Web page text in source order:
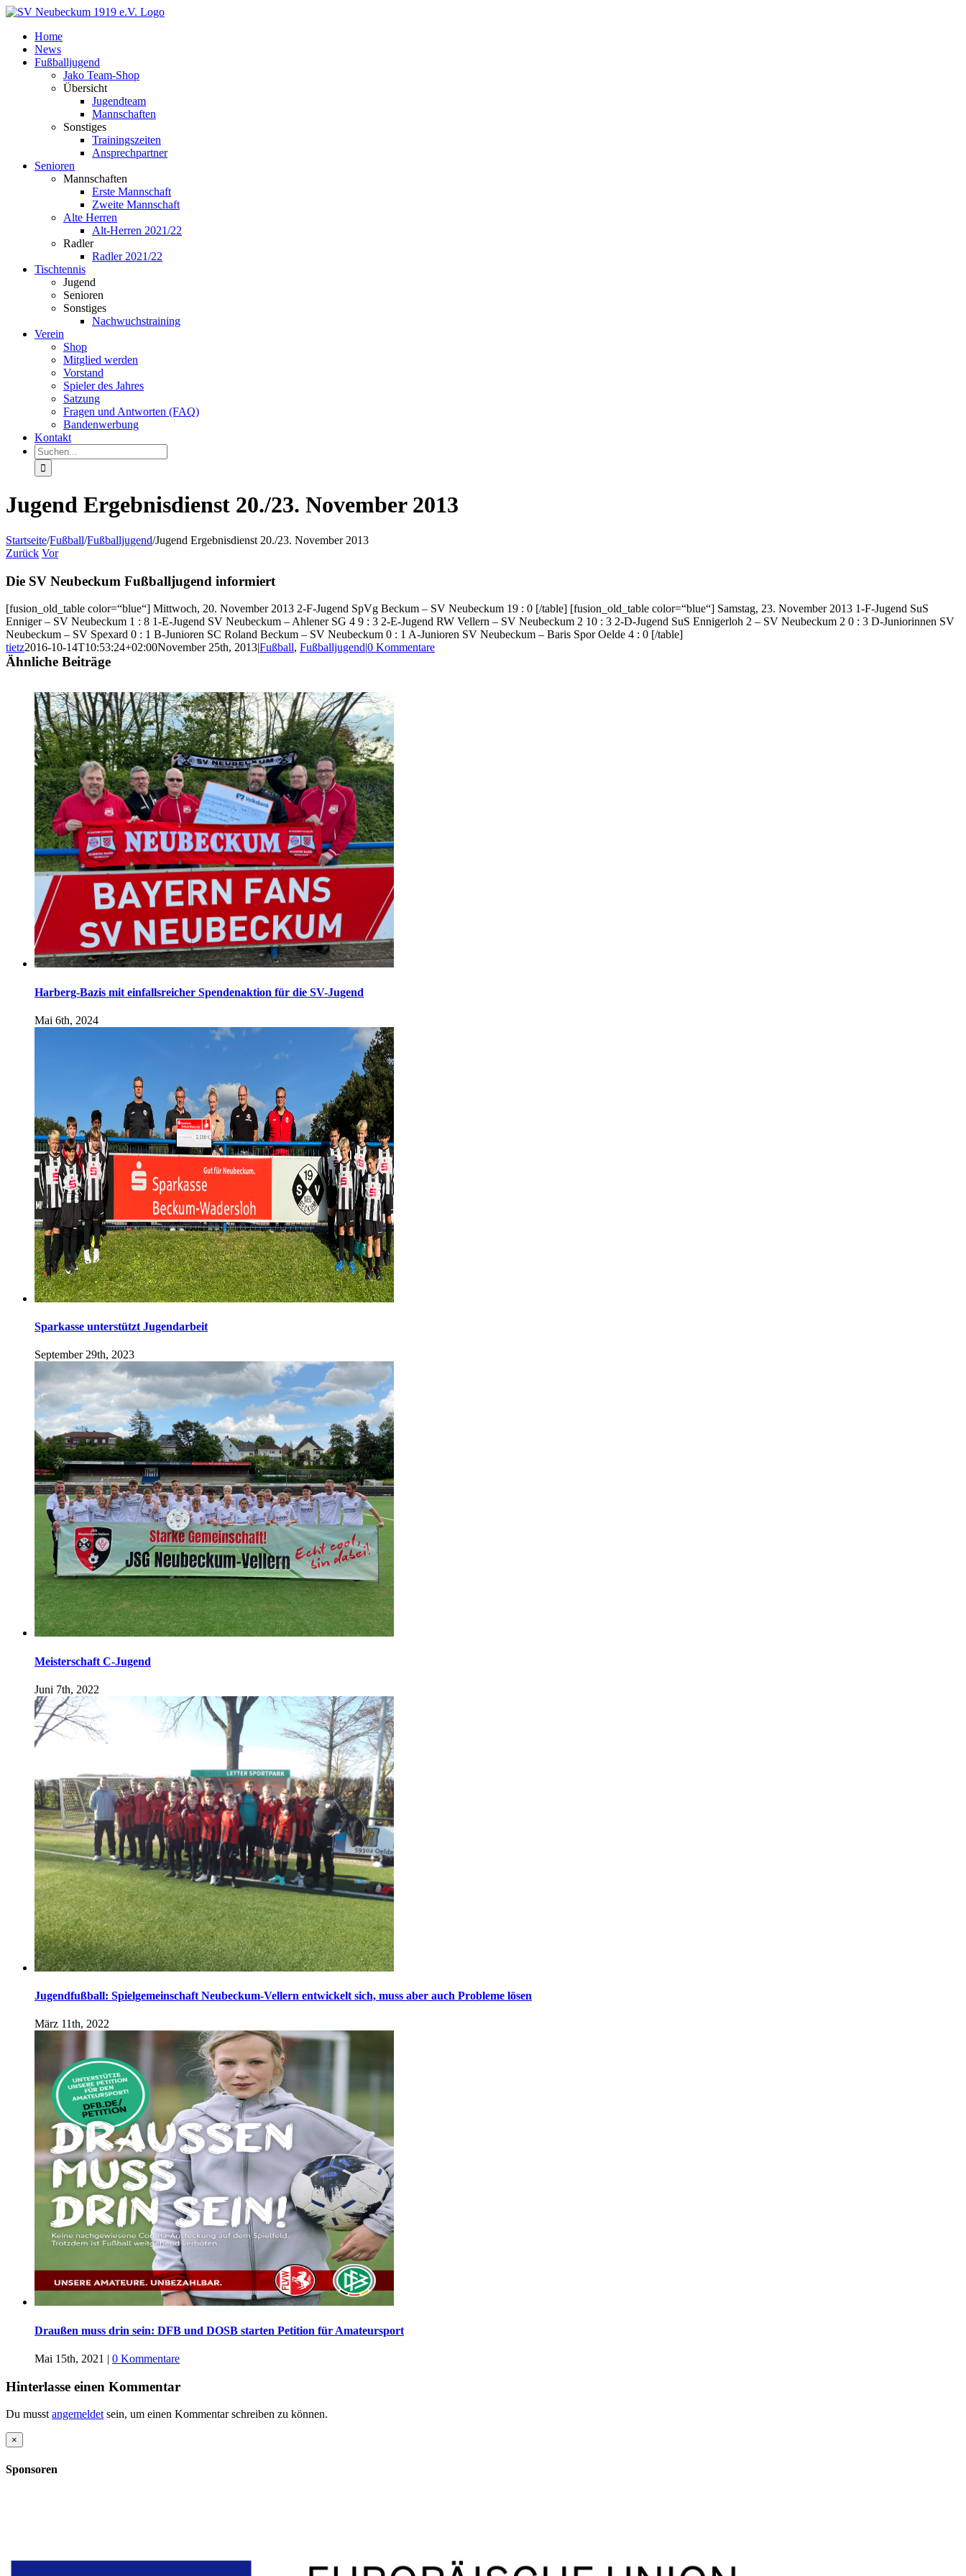
Zum
springenHome
News
Fußballjugend
Jako Team-Shop
Übersicht
Jugendteam
Mannschaften
Sonstiges
Trainingszeiten
Ansprechpartner
Senioren
Mannschaften
Erste Mannschaft
Zweite Mannschaft
Alte Herren
Alt-Herren 2021/22
Radler
Radler 2021/22
Tischtennis
Jugend
Senioren
Sonstiges
Nachwuchstraining
Verein
Shop
Mitglied werden
Vorstand
Spieler des Jahres
Satzung
Fragen und Antworten (FAQ)
Bandenwerbung
Kontakt
Suche
nach:
Jugend Ergebnisdienst 20./23. November 2013
Startseite/Fußball/Fußballjugend/Jugend Ergebnisdienst 20./23. November 2013
Zurück Vor
Die SV Neubeckum Fußballjugend informiert
[fusion_old_table color=“blue“] Mittwoch, 20. November 2013 2-F-Jugend SpVg Beckum – SV Neubeckum 19 : 0 [/table] [fusion_old_table color=“blue“] Samstag, 23. November 2013 1-F-Jugend SuS
Enniger – SV Neubeckum 1 : 8 1-E-Jugend SV Neubeckum – Ahlener SG 4 9 : 3 2-E-Jugend RW Vellern – SV Neubeckum 2 10 : 3 2-D-Jugend SuS Ennigerloh 2 – SV Neubeckum 2 0 : 3 D-Juniorinnen SV
Neubeckum – SV Spexard 0 : 1 B-Junioren SC Roland Beckum – SV Neubeckum 0 : 1 A-Junioren SV Neubeckum – Baris Spor Oelde 4 : 0 [/table]
tietz2016-10-14T10:53:24+02:00November 25th, 2013|Fußball, Fußballjugend|0 Kommentare
Ähnliche Beiträge
Harberg-Bazis mit einfallsreicher Spendenaktion für die SV-Jugend
Mai 6th, 2024
Sparkasse unterstützt Jugendarbeit
September 29th, 2023
Meisterschaft C-Jugend
Juni 7th, 2022
Jugendfußball: Spielgemeinschaft Neubeckum-Vellern entwickelt sich, muss aber auch Probleme lösen
März 11th, 2022
Draußen muss drin sein: DFB und DOSB starten Petition für Amateursport
Mai 15th, 2021 | 0 Kommentare
Hinterlasse einen Kommentar
Du musstangemeldetsein, um einen Kommentar schreiben zu können.
Close
product
view
×
Sponsoren